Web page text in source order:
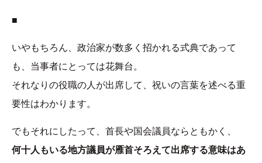
■
いやもちろん、政治家が数多く招かれる式典であって
も、当事者にとっては花舞台。
それなりの役職の人が出席して、祝いの言葉を述べる重
要性はわかります。
でもそれにしたって、首長や国会議員ならともかく、
何十人もいる地方議員が雁首そろえて出席する意味はあ